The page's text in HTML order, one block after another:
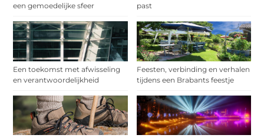
een gemoedelijke sfeer
past
Een toekomst met afwisseling
en verantwoordelijkheid
Feesten, verbinding en verhalen
tijdens een Brabants feestje